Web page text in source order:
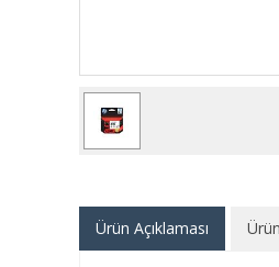
Ürün Açıklaması